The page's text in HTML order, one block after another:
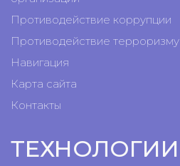
Противодействие коррупции
Противодействие терроризму
Навигация
Карта сайта
Контакты
ТЕХНОЛОГИИ